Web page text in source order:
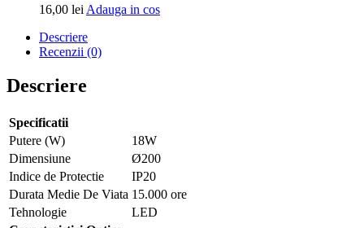
16,00 lei Adauga in cosAdauga
Descriere
Recenzii (0)
Descriere
Specificatii
Putere (W)
18W
Dimensiune
Ø200
Indice de Protectie
IP20
Durata Medie De Viata 15.000 ore
Tehnologie
LED